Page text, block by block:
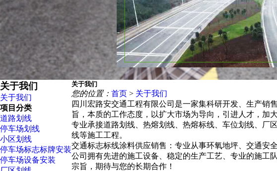
关于我们
关于我们
项目分类
道路划线
停车场划线
小区划线
停车场标志标牌安装
停车场设备安装
关于我们
您的位置： 首页 > 关于我们
四川宏路安交通工程有限公司是一家集科研开发、生产
旨，本质的工作态度，以扩大市场为导向，引进人才，
专业承接道路划线、热熔划线、热熔标线、车位划线、厂
线等施工工程。
交通标志标线涂料供应销售：专业从事环氧地坪、交通安
公司拥有先进的施工设备、稳定的生产工艺、专业的施工
宗旨，期待与您的长期合作！